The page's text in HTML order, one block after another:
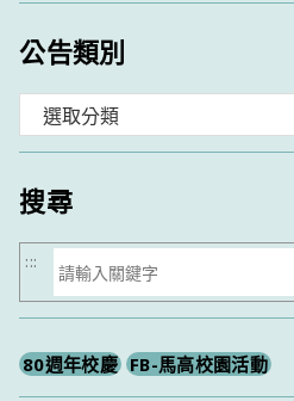
公告類別
類
搜尋
搜
尋
:::
80週年校慶 FB-馬高校園活動